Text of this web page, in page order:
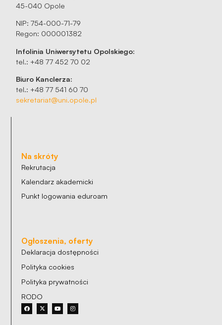
45-040 Opole
NIP: 754-000-71-79
Regon: 000001382
Infolinia Uniwersytetu Opolskiego:
tel.: +48 77 452 70 02
Biuro Kanclerza:
tel.: +48 77 541 60 70
sekretariat@uni.opole.pl
Na skróty
Rekrutacja
Kalendarz akademicki
Punkt logowania eduroam
Ogłoszenia, oferty
Deklaracja dostępności
Polityka cookies
Polityka prywatności
RODO